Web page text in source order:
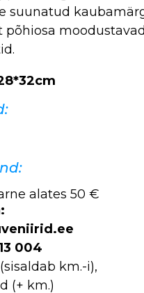
suunatud
põhiosa
alates 50 €
004
km.-i),
(+ km.)